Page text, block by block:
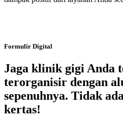
Formulir Digital
Jaga klinik gigi Anda
terorganisir dengan
sepenuhnya. Tidak
kertas!